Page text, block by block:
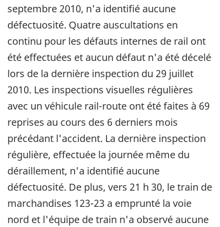
septembre 2010, n'a identifié aucune
défectuosité. Quatre auscultations en
continu pour les défauts internes de rail ont
été effectuées et aucun défaut n'a été décelé
lors de la dernière inspection du 29 juillet
2010. Les inspections visuelles régulières
avec un véhicule rail-route ont été faites à 69
reprises au cours des 6 derniers mois
précédant l'accident. La dernière inspection
régulière, effectuée la journée même du
déraillement, n'a identifié aucune
défectuosité. De plus, vers 21 h 30, le train de
marchandises 123-23 a emprunté la voie
nord et l'équipe de train n'a observé aucune